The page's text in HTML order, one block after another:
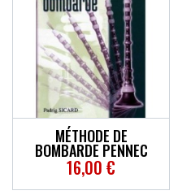
MÉTHODE DE
BOMBARDE PENNEC
16,00 €AUTRES